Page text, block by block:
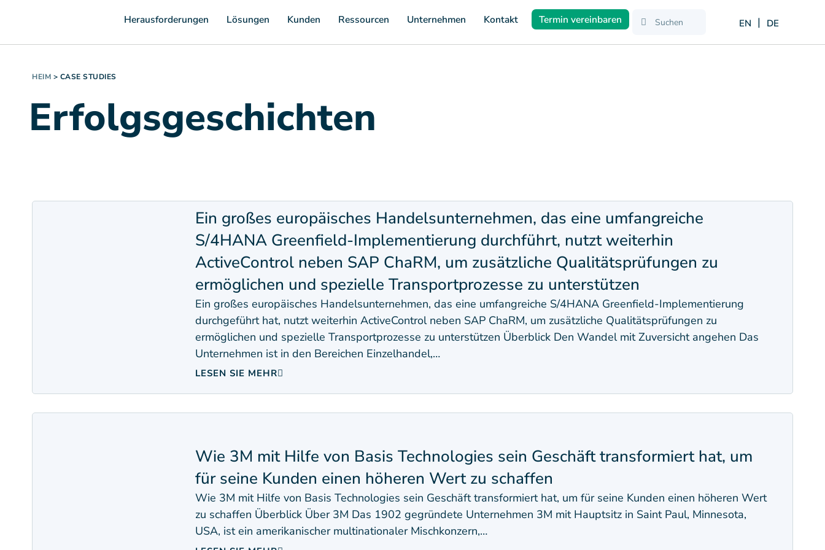
Herausforderungen Lösungen Kunden Ressourcen Unternehmen Kontakt Termin vereinbaren EN DE
HEIM > CASE STUDIES
Erfolgsgeschichten
Ein großes europäisches Handelsunternehmen, das eine umfangreiche
S/4HANA Greenfield-Implementierung durchführt, nutzt weiterhin
ActiveControl neben SAP ChaRM, um zusätzliche Qualitätsprüfungen zu
ermöglichen und spezielle Transportprozesse zu unterstützen
Ein großes europäisches Handelsunternehmen, das eine umfangreiche S/4HANA Greenfield-Implementierung
durchgeführt hat, nutzt weiterhin ActiveControl neben SAP ChaRM, um zusätzliche Qualitätsprüfungen zu
ermöglichen und spezielle Transportprozesse zu unterstützen Überblick Den Wandel mit Zuversicht angehen Das
Unternehmen ist in den Bereichen Einzelhandel,…
LESEN SIE MEHR
Wie 3M mit Hilfe von Basis Technologies sein Geschäft transformiert hat, um
für seine Kunden einen höheren Wert zu schaffen
Wie 3M mit Hilfe von Basis Technologies sein Geschäft transformiert hat, um für seine Kunden einen höheren Wert
zu schaffen Überblick Über 3M Das 1902 gegründete Unternehmen 3M mit Hauptsitz in Saint Paul, Minnesota,
USA, ist ein amerikanischer multinationaler Mischkonzern,…